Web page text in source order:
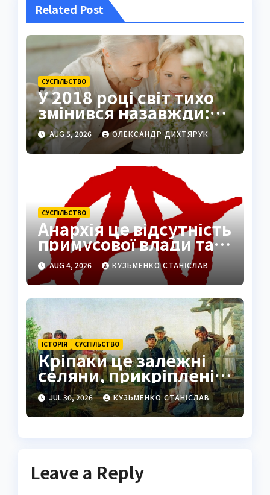
Related Post
СУCПІЛЬСТВО
У 2018 році світ тихо
змінився назавжди:
літніх стало більше за
дітей
AUG 5, 2026 ОЛЕКСАНДР ДИХТЯРУК
СУCПІЛЬСТВО
Анархія це відсутність
примусової влади та
шлях до вільного
суспільства
AUG 4, 2026 КУЗЬМЕНКО СТАНІСЛАВ
ІСТОРІЯ СУCПІЛЬСТВО
Кріпаки це залежні
селяни, прикріплені
до землі й пана
JUL 30, 2026 КУЗЬМЕНКО СТАНІСЛАВ
Leave a Reply